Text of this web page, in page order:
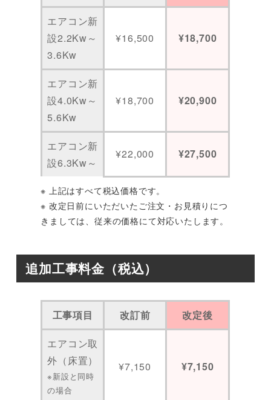
エアコン新
設2.2Kw～
3.6Kw
¥16,500 ¥18,700
エアコン新
設4.0Kw～
5.6Kw
¥18,700 ¥20,900
エアコン新
設6.3Kw～
¥22,000 ¥27,500
※ 上記はすべて税込価格です。
※ 改定日前にいただいたご注文・お見積りにつ
きましては、従来の価格にて対応いたします。
追加工事料金（税込）
工事項目 改訂前 改定後
エアコン取
外（床置）
※新設と同時
の場合
¥7,150 ¥7,150